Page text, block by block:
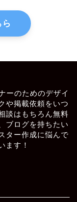
ーのためのデザイ
や掲載依頼をいつ
談はもちろん無料
ブログを持ちたい
ター作成に悩んで
ます！